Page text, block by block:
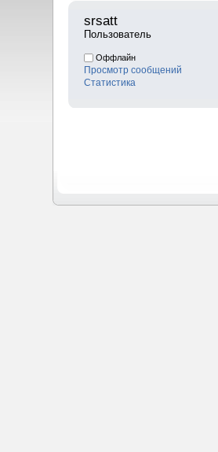
srsatt
Пользователь
Оффлайн
Просмотр сообщений
Статистика